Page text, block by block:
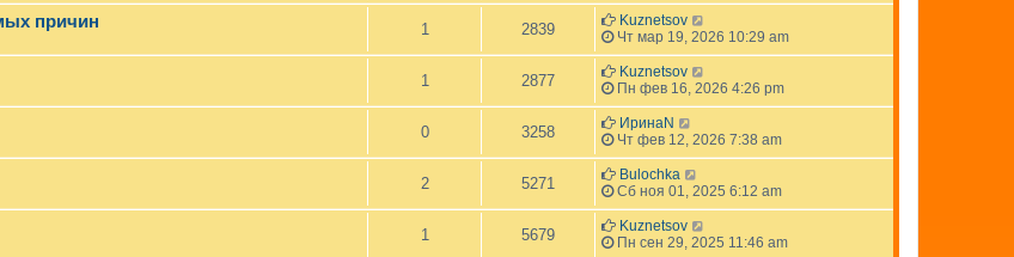
причин 1 2839
Kuznetsov
Чт мар 19, 2026 10:29 am
1 2877
Kuznetsov
Пн фев 16, 2026 4:26 pm
0 3258
ИринаN
Чт фев 12, 2026 7:38 am
2 5271
Bulochka
Сб ноя 01, 2025 6:12 am
1 5679
Kuznetsov
Пн сен 29, 2025 11:46 am